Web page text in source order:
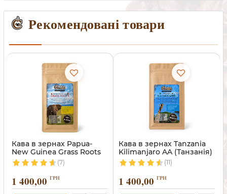
Рекомендовані товари
Кава в зернах Papua-
New Guinea Grass Roots
(7)
1 400,00 ГРН
Кава в зернах Tanzania
Kilimanjaro AA (Танзанія)
(11)
1 400,00 ГРН